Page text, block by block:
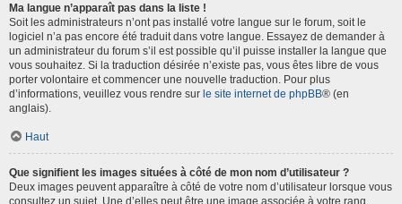
Ma langue n’apparaît pas dans la liste !
Soit les administrateurs n’ont pas installé votre langue sur le forum, soit le
logiciel n’a pas encore été traduit dans votre langue. Essayez de demander à
un administrateur du forum s’il est possible qu’il puisse installer la langue que
vous souhaitez. Si la traduction désirée n’existe pas, vous êtes libre de vous
porter volontaire et commencer une nouvelle traduction. Pour plus
d’informations, veuillez vous rendre sur le site internet de phpBB® (en
anglais).
Haut
Que signifient les images situées à côté de mon nom d’utilisateur ?
Deux images peuvent apparaître à côté de votre nom d’utilisateur lorsque vous
consultez un sujet. Une d’elles peut être une image associée à votre rang,